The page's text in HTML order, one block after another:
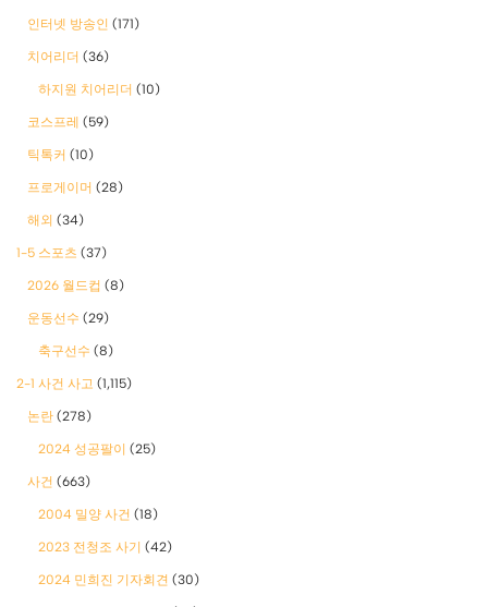
인터넷 방송인 (171)
치어리더 (36)
하지원 치어리더 (10)
코스프레 (59)
틱톡커 (10)
프로게이머 (28)
해외 (34)
1-5 스포츠 (37)
2026 월드컵 (8)
운동선수 (29)
축구선수 (8)
2-1 사건 사고 (1,115)
논란 (278)
2024 성공팔이 (25)
사건 (663)
2004 밀양 사건 (18)
2023 전청조 사기 (42)
2024 민희진 기자회견 (30)